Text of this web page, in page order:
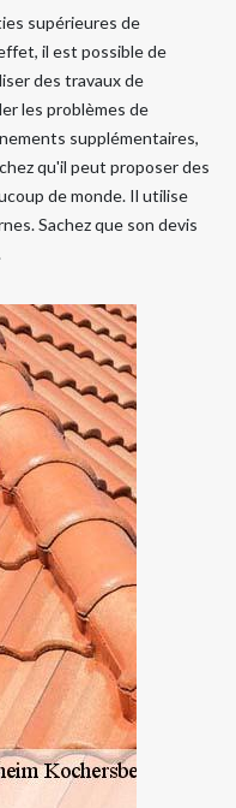
supérieures de
il est possible de
des travaux de
les problèmes de
supplémentaires,
qu'il peut proposer des
de monde. Il utilise
Sachez que son devis